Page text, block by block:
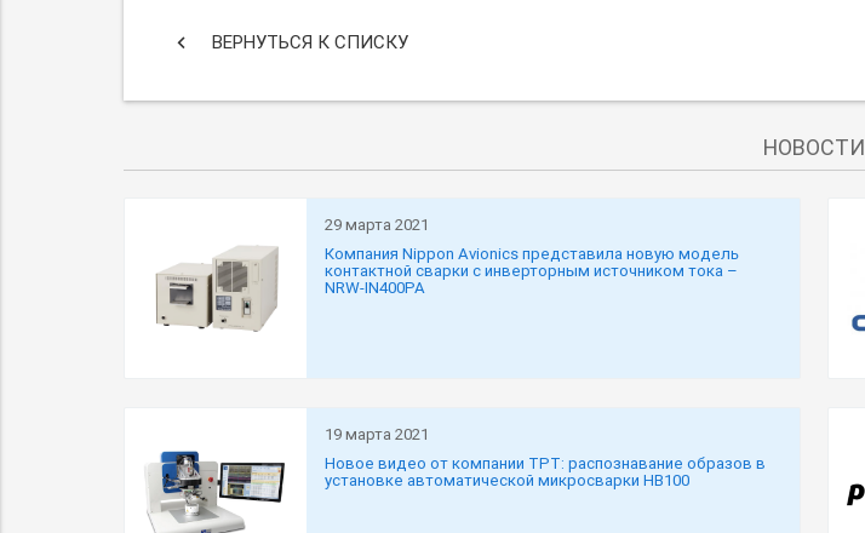
keyboard_arrow_left ВЕРНУТЬСЯ К СПИСКУ
НОВОСТИ
29 марта 2021
Компания Nippon Avionics представила новую модель
контактной сварки с инверторным источником тока –
NRW-IN400PA
19 марта 2021
Новое видео от компании TPT: распознавание образов в
установке автоматической микросварки HB100